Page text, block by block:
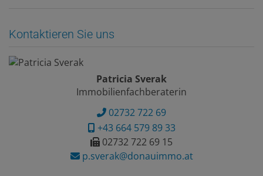
Kontaktieren Sie uns
Patricia Sverak
Immobilienfachberaterin
02732 722 69
+43 664 579 89 33
02732 722 69 15
p.sverak@donauimmo.at